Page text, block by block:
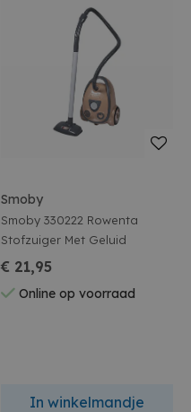
Smoby
Smoby 330222 Rowenta
Stofzuiger Met Geluid
€ 21,95
Online op voorraad
In winkelmandje